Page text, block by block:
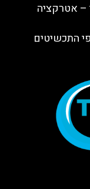
– אטרקציה
התכשיטים